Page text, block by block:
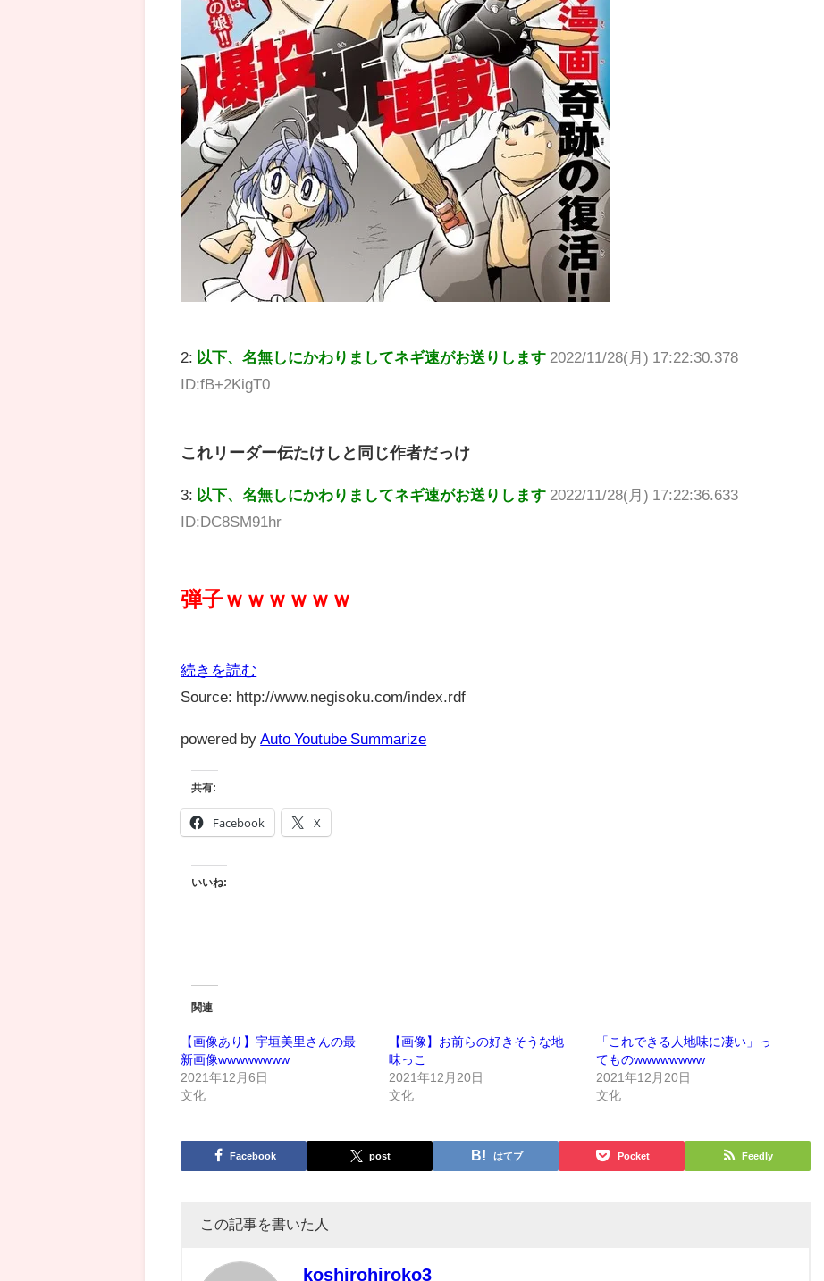
2: 以下、名無しにかわりましてネギ速がお送りします 2022/11/28(月) 17:22:30.378
ID:fB+2KigT0
これリーダー伝たけしと同じ作者だっけ
3: 以下、名無しにかわりましてネギ速がお送りします 2022/11/28(月) 17:22:36.633
ID:DC8SM91hr
弾子ｗｗｗｗｗｗ
続きを読む
Source: http://www.negisoku.com/index.rdf
powered by Auto Youtube Summarize
共有:
Facebook X
いいね:
関連
【画像あり】宇垣美里さんの最
新画像wwwwwwww
2021年12月6日
文化
【画像】お前らの好きそうな地
味っこ
2021年12月20日
文化
「これできる人地味に凄い」っ
てものwwwwwwww
2021年12月20日
文化
Facebook post はてブ Pocket Feedly
この記事を書いた人
koshirohiroko3